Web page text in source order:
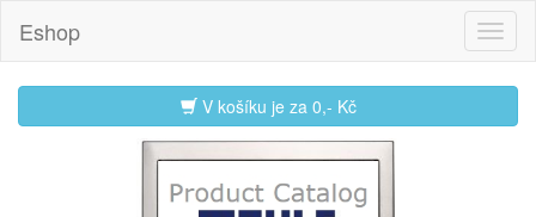
Eshop
V košíku je za 0,- Kč